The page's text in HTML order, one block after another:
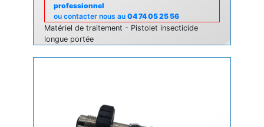
professionnel
ou contacter nous au 04 74 05 25 56
Matériel de traitement - Pistolet insecticide
longue portée